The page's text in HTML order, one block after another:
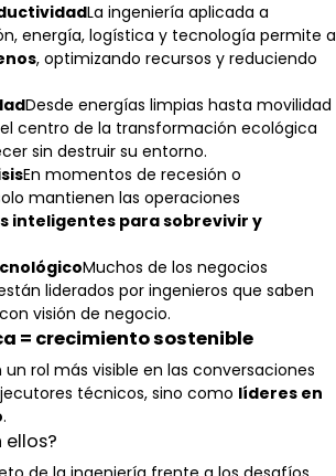
La ingeniería aplicada a
energía, logística y tecnología permite a
, optimizando recursos y reduciendo
Desde energías limpias hasta movilidad
centro de la transformación ecológica
sin destruir su entorno.
En momentos de recesión o
mantienen las operaciones
inteligentes para sobrevivir y
Muchos de los negocios
liderados por ingenieros que saben
visión de negocio.
= crecimiento sostenible
rol más visible en las conversaciones
técnicos, sino como líderes en
.
ellos?